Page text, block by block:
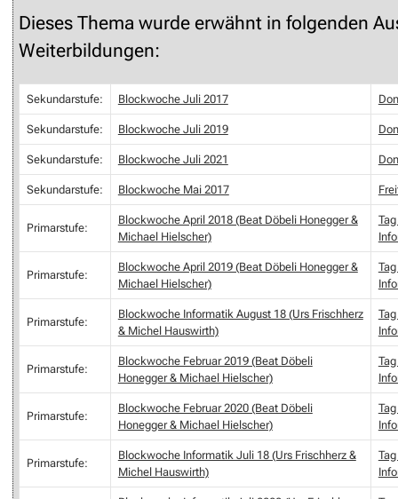
Dieses Thema wurde erwähnt in folgenden
Weiterbildungen:
Sekundarstufe: Blockwoche Juli 2017
Sekundarstufe: Blockwoche Juli 2019
Sekundarstufe: Blockwoche Juli 2021
Sekundarstufe: Blockwoche Mai 2017
Primarstufe:
Blockwoche April 2018 (Beat Döbeli Honegger &
Michael Hielscher)
Primarstufe:
Blockwoche April 2019 (Beat Döbeli Honegger &
Michael Hielscher)
Primarstufe:
Blockwoche Informatik August 18 (Urs Frischherz
& Michel Hauswirth)
Primarstufe:
Blockwoche Februar 2019 (Beat Döbeli
Honegger & Michael Hielscher)
Primarstufe:
Blockwoche Februar 2020 (Beat Döbeli
Honegger & Michael Hielscher)
Primarstufe:
Blockwoche Informatik Juli 18 (Urs Frischherz &
Michel Hauswirth)